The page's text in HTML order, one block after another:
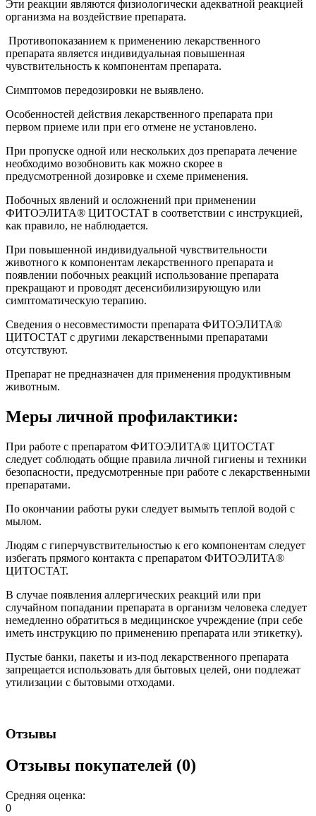
Эти реакции являются физиологически адекватной реакцией
организма на воздействие препарата.
Противопоказанием к применению лекарственного
препарата является индивидуальная повышенная
чувствительность к компонентам препарата.
Симптомов передозировки не выявлено.
Особенностей действия лекарственного препарата при
первом приеме или при его отмене не установлено.
При пропуске одной или нескольких доз препарата лечение
необходимо возобновить как можно скорее в
предусмотренной дозировке и схеме применения.
Побочных явлений и осложнений при применении
ФИТОЭЛИТА® ЦИТОСТАТ в соответствии с инструкцией,
как правило, не наблюдается.
При повышенной индивидуальной чувствительности
животного к компонентам лекарственного препарата и
появлении побочных реакций использование препарата
прекращают и проводят десенсибилизирующую или
симптоматическую терапию.
Сведения о несовместимости препарата ФИТОЭЛИТА®
ЦИТОСТАТ с другими лекарственными препаратами
отсутствуют.
Препарат не предназначен для применения продуктивным
животным.
Меры личной профилактики:
При работе с препаратом ФИТОЭЛИТА® ЦИТОСТАТ
следует соблюдать общие правила личной гигиены и техники
безопасности, предусмотренные при работе с лекарственными
препаратами.
По окончании работы руки следует вымыть теплой водой с
мылом.
Людям с гиперчувствительностью к его компонентам следует
избегать прямого контакта с препаратом ФИТОЭЛИТА®
ЦИТОСТАТ.
В случае появления аллергических реакций или при
случайном попадании препарата в организм человека следует
немедленно обратиться в медицинское учреждение (при себе
иметь инструкцию по применению препарата или этикетку).
Пустые банки, пакеты и из-под лекарственного препарата
запрещается использовать для бытовых целей, они подлежат
утилизации с бытовыми отходами.
Отзывы
Отзывы покупателей (0)
Средняя оценка:
0